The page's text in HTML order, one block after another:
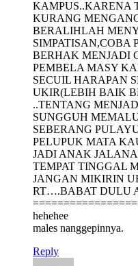
KAMPUS..KARENA
KURANG
BERALIHLAH
SIMPATISAN,COBA
BERHAK MENJADI
PEMBELA MASY
SECUIL HARAPAN
UKIR(LEBIH BAIK
..TENTANG
SUNGGUH
SEBERANG
PELUPUK MATA
JADI ANAK
TEMPAT TINGGAL
JANGAN MIKIRIN
RT….BABAT DULU
hehehee
males nanggepinnya.
Reply